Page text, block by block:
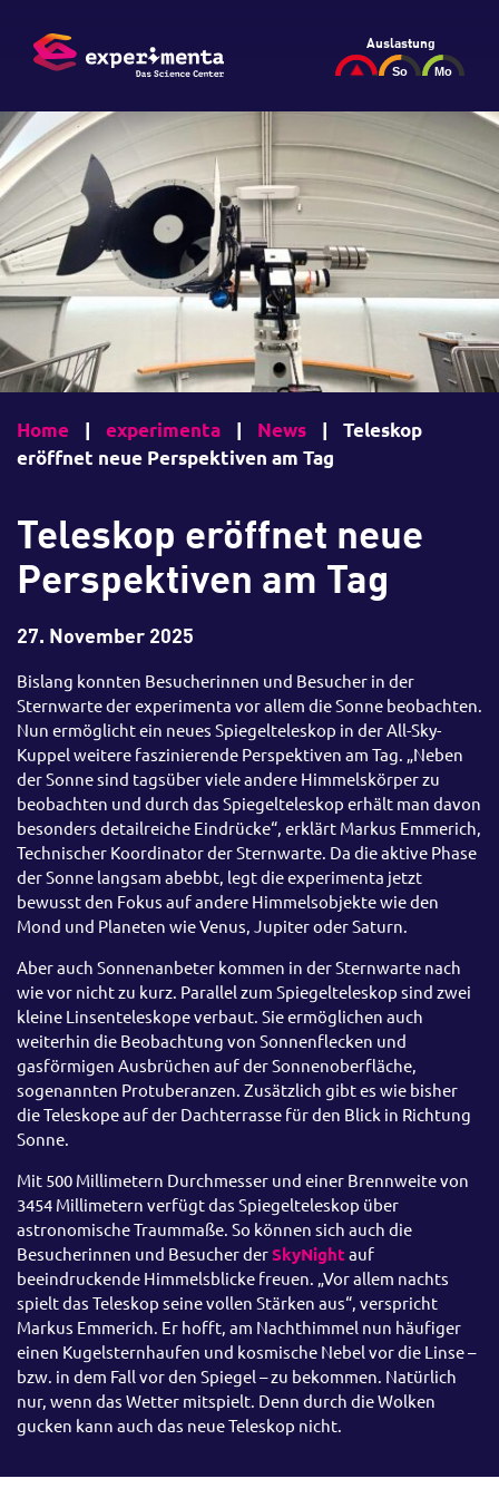
Auslastung
Home | experimenta | News |
Teleskop
eröffnet neue Perspektiven am Tag
Teleskop eröffnet neue
Perspektiven am Tag
27. November 2025
Bislang konnten Besucherinnen und Besucher in der
Sternwarte der experimenta vor allem die Sonne beobachten.
Nun ermöglicht ein neues Spiegelteleskop in der All-Sky-
Kuppel weitere faszinierende Perspektiven am Tag. „Neben
der Sonne sind tagsüber viele andere Himmelskörper zu
beobachten und durch das Spiegelteleskop erhält man davon
besonders detailreiche Eindrücke“, erklärt Markus Emmerich,
Technischer Koordinator der Sternwarte. Da die aktive Phase
der Sonne langsam abebbt, legt die experimenta jetzt
bewusst den Fokus auf andere Himmelsobjekte wie den
Mond und Planeten wie Venus, Jupiter oder Saturn.
Aber auch Sonnenanbeter kommen in der Sternwarte nach
wie vor nicht zu kurz. Parallel zum Spiegelteleskop sind zwei
kleine Linsenteleskope verbaut. Sie ermöglichen auch
weiterhin die Beobachtung von Sonnenflecken und
gasförmigen Ausbrüchen auf der Sonnenoberfläche,
sogenannten Protuberanzen. Zusätzlich gibt es wie bisher
die Teleskope auf der Dachterrasse für den Blick in Richtung
Sonne.
Mit 500 Millimetern Durchmesser und einer Brennweite von
3454 Millimetern verfügt das Spiegelteleskop über
astronomische Traummaße. So können sich auch die
Besucherinnen und Besucher derSkyNight auf
beeindruckende Himmelsblicke freuen. „Vor allem nachts
spielt das Teleskop seine vollen Stärken aus“, verspricht
Markus Emmerich. Er hofft, am Nachthimmel nun häufiger
einen Kugelsternhaufen und kosmische Nebel vor die Linse –
bzw. in dem Fall vor den Spiegel – zu bekommen. Natürlich
nur, wenn das Wetter mitspielt. Denn durch die Wolken
gucken kann auch das neue Teleskop nicht.